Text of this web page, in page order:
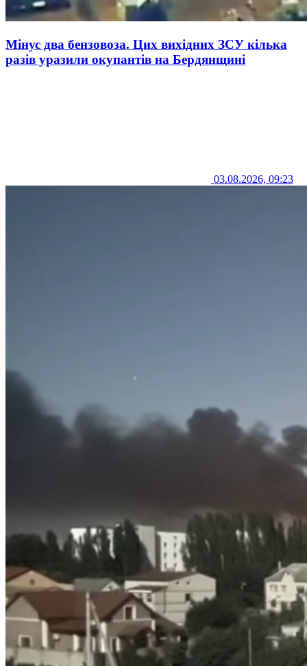
Мінус два бензовоза. Цих вихідних ЗСУ кілька
разів уразили окупантів на Бердянщині
03.08.2026, 09:23